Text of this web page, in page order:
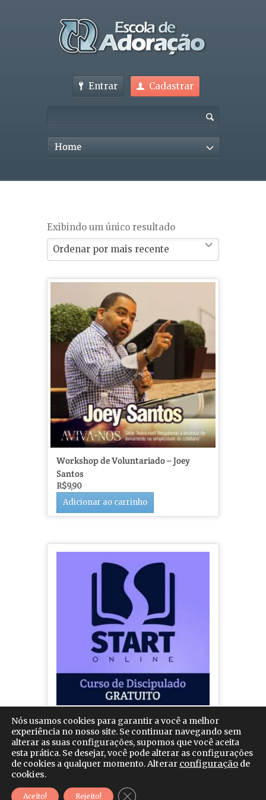
Entrar Cadastrar
Home
Exibindo um único resultado
Ordenar por mais recente
Workshop de Voluntariado – Joey
Santos
R$9,90
Adicionar ao carrinho
seguidores de Jesus
Mr. Click - Com & Mkt
Nós usamos cookies para garantir a você a melhor
experiência no nosso site. Se continuar navegando sem
alterar as suas configurações, supomos que você aceita
esta prática. Se desejar, você pode alterar as configurações
de cookies a qualquer momento.Alterar configuração de
cookies.
Aceito! Rejeito! Close GDPR Cookie Banner